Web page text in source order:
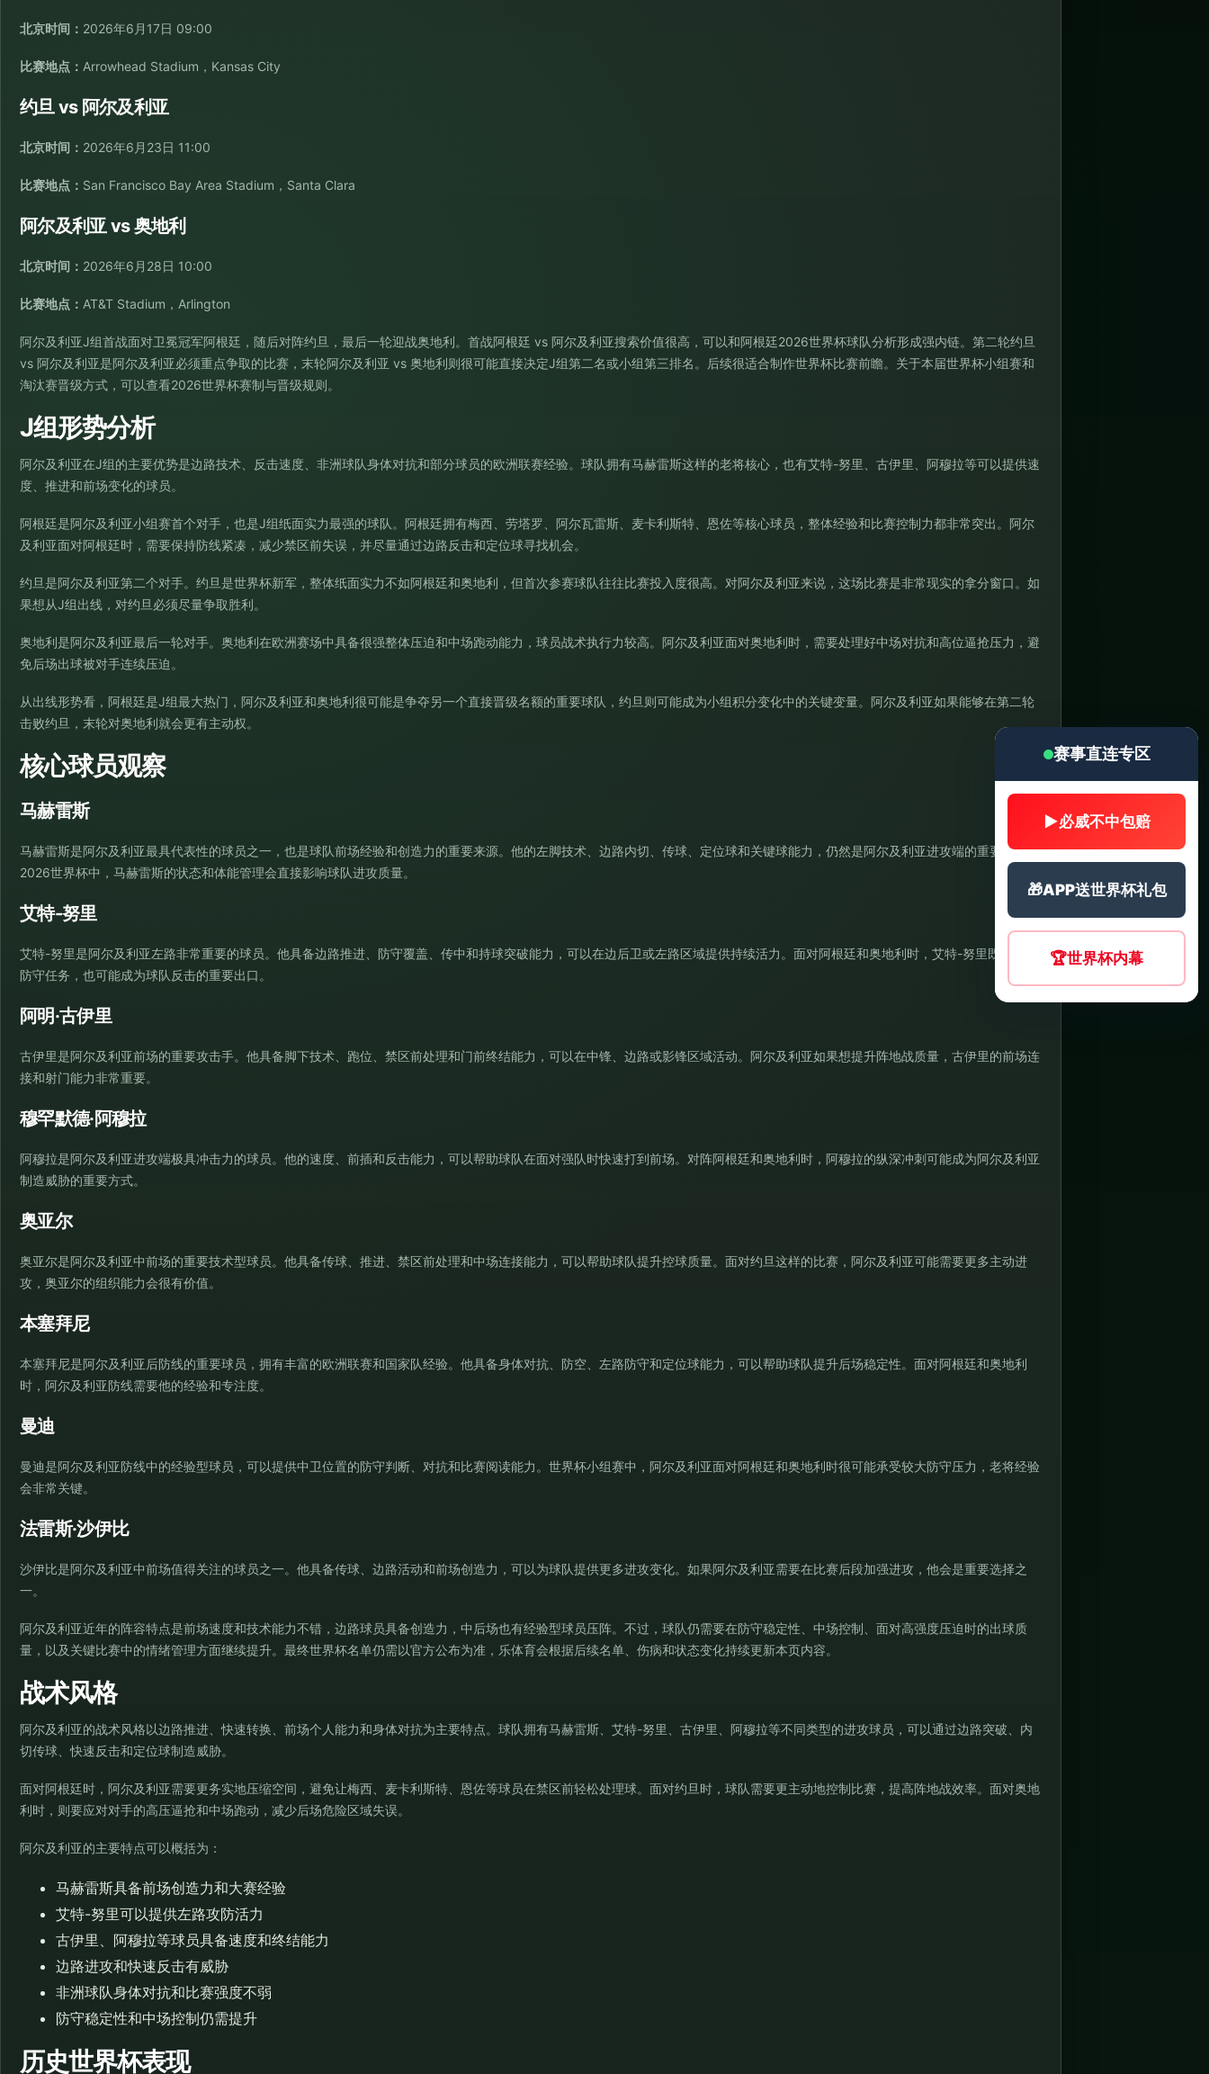
北京时间： 2026年6月17日 09:00
比赛地点： Arrowhead Stadium，Kansas City
约旦 vs 阿尔及利亚
北京时间： 2026年6月23日 11:00
比赛地点： San Francisco Bay Area Stadium，Santa Clara
阿尔及利亚 vs 奥地利
北京时间： 2026年6月28日 10:00
比赛地点： AT&T Stadium，Arlington
阿尔及利亚J组首战面对卫冕冠军阿根廷，随后对阵约旦，最后一轮迎战奥地利。首战阿根廷 vs 阿尔及利亚搜索价值很高，可以和阿根廷2026世界杯球队分析形成强内链。第二轮约旦
vs 阿尔及利亚是阿尔及利亚必须重点争取的比赛，末轮阿尔及利亚 vs 奥地利则很可能直接决定J组第二名或小组第三排名。后续很适合制作世界杯比赛前瞻。关于本届世界杯小组赛和
淘汰赛晋级方式，可以查看2026世界杯赛制与晋级规则。
J组形势分析
阿尔及利亚在J组的主要优势是边路技术、反击速度、非洲球队身体对抗和部分球员的欧洲联赛经验。球队拥有马赫雷斯这样的老将核心，也有艾特-努里、古伊里、阿穆拉等可以提供速
度、推进和前场变化的球员。
阿根廷是阿尔及利亚小组赛首个对手，也是J组纸面实力最强的球队。阿根廷拥有梅西、劳塔罗、阿尔瓦雷斯、麦卡利斯特、恩佐等核心球员，整体经验和比赛控制力都非常突出。阿尔
及利亚面对阿根廷时，需要保持防线紧凑，减少禁区前失误，并尽量通过边路反击和定位球寻找机会。
约旦是阿尔及利亚第二个对手。约旦是世界杯新军，整体纸面实力不如阿根廷和奥地利，但首次参赛球队往往比赛投入度很高。对阿尔及利亚来说，这场比赛是非常现实的拿分窗口。如
果想从J组出线，对约旦必须尽量争取胜利。
奥地利是阿尔及利亚最后一轮对手。奥地利在欧洲赛场中具备很强整体压迫和中场跑动能力，球员战术执行力较高。阿尔及利亚面对奥地利时，需要处理好中场对抗和高位逼抢压力，避
免后场出球被对手连续压迫。
从出线形势看，阿根廷是J组最大热门，阿尔及利亚和奥地利很可能是争夺另一个直接晋级名额的重要球队，约旦则可能成为小组积分变化中的关键变量。阿尔及利亚如果能够在第二轮
击败约旦，末轮对奥地利就会更有主动权。
核心球员观察
马赫雷斯
马赫雷斯是阿尔及利亚最具代表性的球员之一，也是球队前场经验和创造力的重要来源。他的左脚技术、边路内切、传球、定位球和关键球能力，仍然是阿尔及利亚进攻端的重要武器。
2026世界杯中，马赫雷斯的状态和体能管理会直接影响球队进攻质量。
艾特-努里
艾特-努里是阿尔及利亚左路非常重要的球员。他具备边路推进、防守覆盖、传中和持球突破能力，可以在边后卫或左路区域提供持续活力。面对阿根廷和奥地利时，艾特-努里既要承担
防守任务，也可能成为球队反击的重要出口。
阿明·古伊里
古伊里是阿尔及利亚前场的重要攻击手。他具备脚下技术、跑位、禁区前处理和门前终结能力，可以在中锋、边路或影锋区域活动。阿尔及利亚如果想提升阵地战质量，古伊里的前场连
接和射门能力非常重要。
穆罕默德·阿穆拉
阿穆拉是阿尔及利亚进攻端极具冲击力的球员。他的速度、前插和反击能力，可以帮助球队在面对强队时快速打到前场。对阵阿根廷和奥地利时，阿穆拉的纵深冲刺可能成为阿尔及利亚
制造威胁的重要方式。
奥亚尔
奥亚尔是阿尔及利亚中前场的重要技术型球员。他具备传球、推进、禁区前处理和中场连接能力，可以帮助球队提升控球质量。面对约旦这样的比赛，阿尔及利亚可能需要更多主动进
攻，奥亚尔的组织能力会很有价值。
本塞拜尼
本塞拜尼是阿尔及利亚后防线的重要球员，拥有丰富的欧洲联赛和国家队经验。他具备身体对抗、防空、左路防守和定位球能力，可以帮助球队提升后场稳定性。面对阿根廷和奥地利
时，阿尔及利亚防线需要他的经验和专注度。
曼迪
曼迪是阿尔及利亚防线中的经验型球员，可以提供中卫位置的防守判断、对抗和比赛阅读能力。世界杯小组赛中，阿尔及利亚面对阿根廷和奥地利时很可能承受较大防守压力，老将经验
会非常关键。
法雷斯·沙伊比
沙伊比是阿尔及利亚中前场值得关注的球员之一。他具备传球、边路活动和前场创造力，可以为球队提供更多进攻变化。如果阿尔及利亚需要在比赛后段加强进攻，他会是重要选择之
一。
阿尔及利亚近年的阵容特点是前场速度和技术能力不错，边路球员具备创造力，中后场也有经验型球员压阵。不过，球队仍需要在防守稳定性、中场控制、面对高强度压迫时的出球质
量，以及关键比赛中的情绪管理方面继续提升。最终世界杯名单仍需以官方公布为准，乐体育会根据后续名单、伤病和状态变化持续更新本页内容。
战术风格
阿尔及利亚的战术风格以边路推进、快速转换、前场个人能力和身体对抗为主要特点。球队拥有马赫雷斯、艾特-努里、古伊里、阿穆拉等不同类型的进攻球员，可以通过边路突破、内
切传球、快速反击和定位球制造威胁。
面对阿根廷时，阿尔及利亚需要更务实地压缩空间，避免让梅西、麦卡利斯特、恩佐等球员在禁区前轻松处理球。面对约旦时，球队需要更主动地控制比赛，提高阵地战效率。面对奥地
利时，则要应对对手的高压逼抢和中场跑动，减少后场危险区域失误。
阿尔及利亚的主要特点可以概括为：
马赫雷斯具备前场创造力和大赛经验
艾特-努里可以提供左路攻防活力
古伊里、阿穆拉等球员具备速度和终结能力
边路进攻和快速反击有威胁
非洲球队身体对抗和比赛强度不弱
防守稳定性和中场控制仍需提升
历史世界杯表现
赛事直连专区
▶必威不中包赔
🎁APP送世界杯礼包
🏆世界杯内幕